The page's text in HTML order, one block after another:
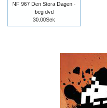
NF 967 Den Stora Dagen -
beg dvd
30.00Sek